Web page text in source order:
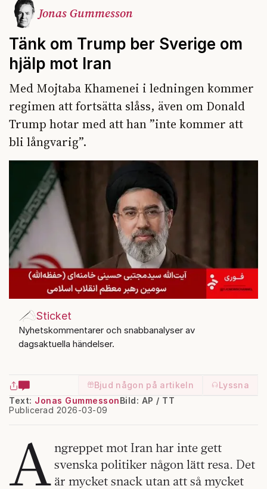
Jonas Gummesson
Tänk om Trump ber Sverige om
hjälp mot Iran
Med Mojtaba Khamenei i ledningen kommer
regimen att fortsätta slåss, även om Donald
Trump hotar med att han ”inte kommer att
bli långvarig”.
Sticket
Nyhetskommentarer och snabbanalyser av
dagsaktuella händelser.
Bjud någon på artikeln
Lyssna
Text: Jonas Gummesson
Publicerad 2026-03-09
Bild: AP / TT
A ngreppet mot Iran har inte gett
svenska politiker någon lätt resa. Det
är mycket snack utan att så mycket